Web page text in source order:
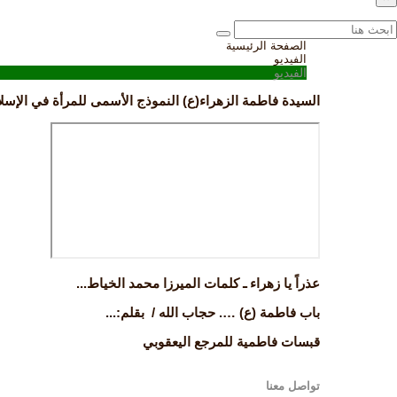
الصفحة الرئيسية
الفيديو
الفيديو
السيدة فاطمة الزهراء(ع) النموذج الأسمى للمرأة في
عذراً يا زهراء ـ كلمات الميرزا محمد الخياط...
باب فاطمة (ع) …. حجاب الله / بقلم:...
قبسات فاطمية للمرجع اليعقوبي
تواصل معنا